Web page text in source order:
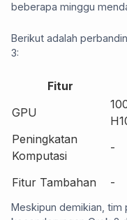
beberapa minggu
Berikut adalah
3:
Fitur
GPU
Peningkatan
Komputasi
-
Fitur Tambahan -
Meskipun demikian,